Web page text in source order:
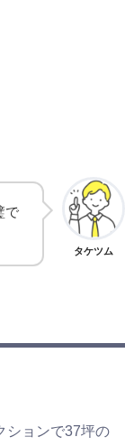
タケツム
で
ションで37坪の